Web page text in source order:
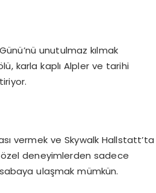
unutulmaz kılmak
karla kaplı Alpler ve tarihi
vermek ve Skywalk Hallstatt’ta
deneyimlerden sadece
ulaşmak mümkün.